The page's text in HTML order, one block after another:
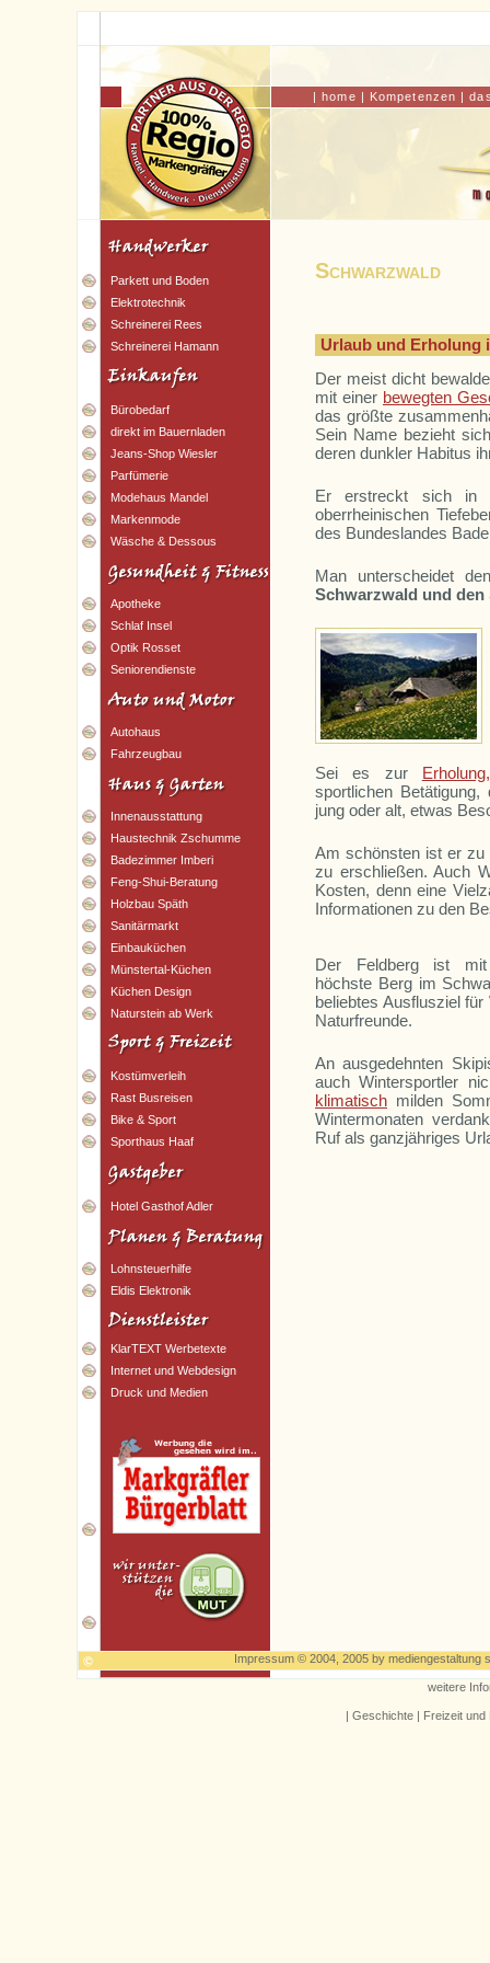
|home | Kompetenzen |
Parkett und Boden
Elektrotechnik
Schreinerei Rees
Schreinerei Hamann
Bürobedarf
direkt im Bauernladen
Jeans-Shop Wiesler
Parfümerie
Modehaus Mandel
Markenmode
Wäsche & Dessous
Apotheke
Schlaf Insel
Optik Rosset
Seniorendienste
Autohaus
Fahrzeugbau
Innenausstattung
Haustechnik Zschumme
Badezimmer Imberi
Feng-Shui-Beratung
Holzbau Späth
Sanitärmarkt
Einbauküchen
Münstertal-Küchen
Küchen Design
Naturstein ab Werk
Kostümverleih
Rast Busreisen
Bike & Sport
Sporthaus Haaf
Hotel Gasthof Adler
Lohnsteuerhilfe
Eldis Elektronik
KlarTEXT Werbetexte
Internet und Webdesign
Druck und Medien
Schwarzwald
Urlaub und Erholung
Der meist dicht
mit einer bewegten
das größte
Sein Name bezieht
deren dunkler Habitus
Er erstreckt sich in
oberrheinischen
des Bundeslandes
Man unterscheidet
Schwarzwald und
Sei es zur
sportlichen
jung oder alt, etwas
Am schönsten ist er zu
zu erschließen. Auch
Kosten, denn eine
Informationen zu den
Der Feldberg ist
höchste Berg im
beliebtes Ausflusziel für
Naturfreunde.
An ausgedehnten
auch Wintersportler
klimatisch milden
Wintermonaten
Ruf als ganzjähriges
Impressum © 2004, 2005 by mediengestaltung
weitere
| Geschichte| Freizeit und